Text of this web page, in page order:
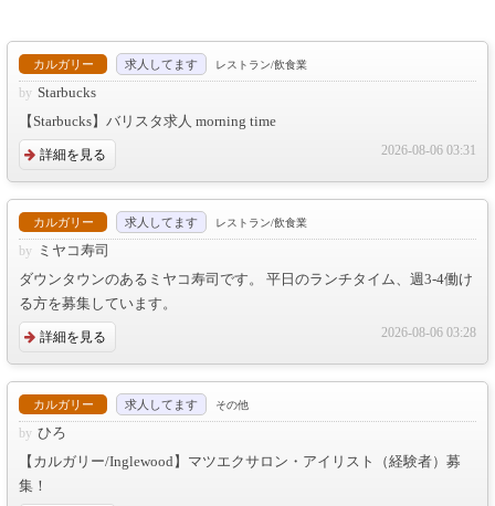
カルガリー 求人してます レストラン/飲食業
Starbucks
【Starbucks】バリスタ求人 morning time
詳細を見る 2026-08-06 03:31
カルガリー 求人してます レストラン/飲食業
ミヤコ寿司
ダウンタウンのあるミヤコ寿司です。 平日のランチタイム、週3-4働け
る方を募集しています。
詳細を見る 2026-08-06 03:28
カルガリー 求人してます その他
ひろ
【カルガリー/Inglewood】マツエクサロン・アイリスト（経験者）募
集！